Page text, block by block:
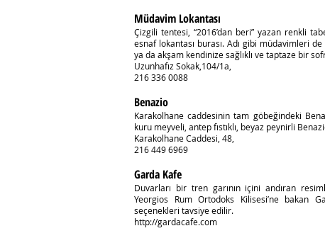
Müdavim Lokantası
Çizgili tentesi, “2016’dan beri” yazan renkli
esnaf lokantası burası. Adı gibi müdavimleri
ya da akşam kendinize sağlıklı ve taptaze bir
Uzunhafız Sokak,104/1a,
216 336 0088
Benazio
Karakolhane caddesinin tam göbeğindeki
kuru meyveli, antep fıstıklı, beyaz peynirli
Karakolhane Caddesi, 48,
216 449 6969
Garda Kafe
Duvarları bir tren garının içini andıran
Yeorgios Rum Ortodoks Kilisesi’ne bakan
seçenekleri tavsiye edilir.
http://gardacafe.com